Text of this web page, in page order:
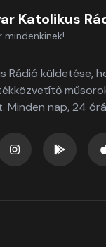
Katolikus
mindenkinek!
Rádió küldetése,
Minden nap, 24